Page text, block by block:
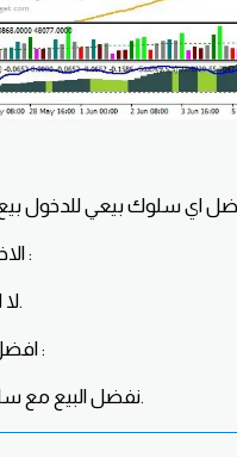
الاخبار المؤثرة :
لا اخبار هامة.
افضل توصيات :
نفضل البيع مع سلوك بيعي.